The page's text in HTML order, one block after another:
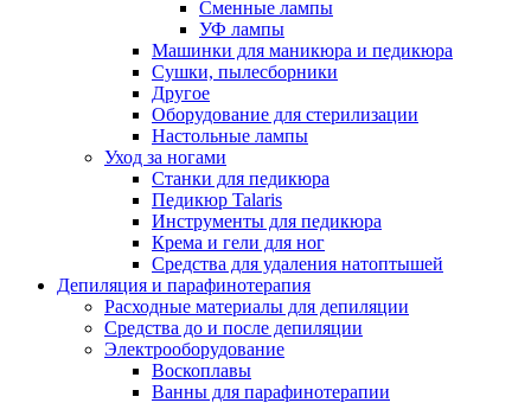
Сменные лампы
УФ лампы
Машинки для маникюра и педикюра
Сушки, пылесборники
Другое
Оборудование для стерилизации
Настольные лампы
Уход за ногами
Станки для педикюра
Педикюр Talaris
Инструменты для педикюра
Крема и гели для ног
Средства для удаления натоптышей
Депиляция и парафинотерапия
Расходные материалы для депиляции
Средства до и после депиляции
Электрооборудование
Воскоплавы
Ванны для парафинотерапии